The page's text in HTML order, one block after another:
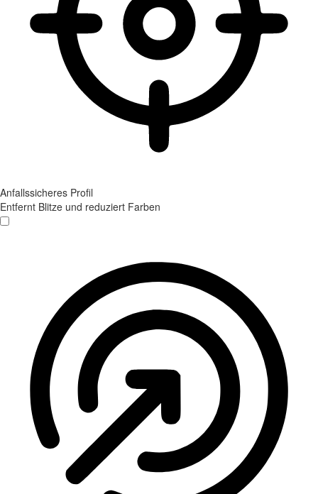
Anfallssicheres Profil
Entfernt Blitze und reduziert Farben